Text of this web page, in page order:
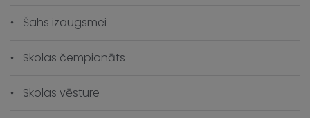
Šahs izaugsmei
Skolas čempionāts
Skolas vēsture